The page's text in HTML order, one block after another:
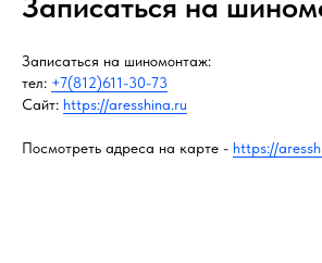
Записаться на шиномонтаж:
тел: +7(812)611-30-73
Сайт: https://aresshina.ru
Посмотреть адреса на карте - https://